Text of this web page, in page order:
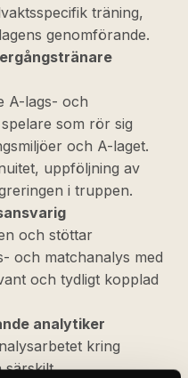
träning,
genomförande.
A-lags- och
som rör sig
och A-laget.
uppföljning av
i truppen.
och stöttar
och matchanalys med
och tydligt kopplad
analytiker
kring
särskilt